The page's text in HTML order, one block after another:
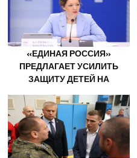
«ЕДИНАЯ РОССИЯ»
ПРЕДЛАГАЕТ УСИЛИТЬ
ЗАЩИТУ ДЕТЕЙ НА